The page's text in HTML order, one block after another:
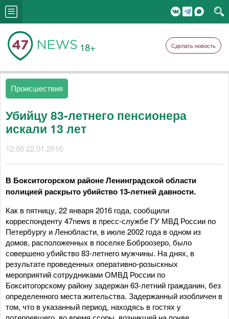
18+ Сделать новость
Происшествия
Убийцу 83-летнего пенсионера
искали 13 лет
12:05 22.01.2016
В Бокситогорском районе Ленинградской области
полицией раскрыто убийство 13-летней давности.
Как в пятницу, 22 января 2016 года, сообщили
корреспонденту 47news в пресс-службе ГУ МВД России по
Петербургу и Ленобласти, в июле 2002 года в одном из
домов, расположенных в поселке Боброозеро, было
совершено убийство 83-летнего мужчины. На днях, в
результате проведенных оперативно-розыскных
мероприятий сотрудниками ОМВД России по
Бокситогорскому району задержан 63-летний гражданин, без
определенного места жительства. Задержанный изобличен в
том, что в указанный период, находясь в гостях у